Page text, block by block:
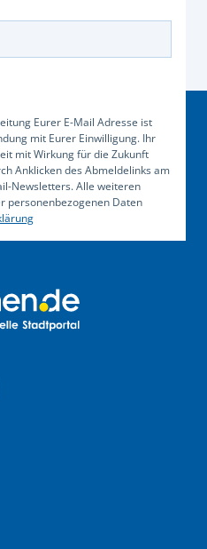
Eurer E-Mail Adresse ist
mit Eurer Einwilligung. Ihr
mit Wirkung für die Zukunft
Anklicken des Abmeldelinks am
Newsletters. Alle weiteren
personenbezogenen Daten
auf YouTube
auf X